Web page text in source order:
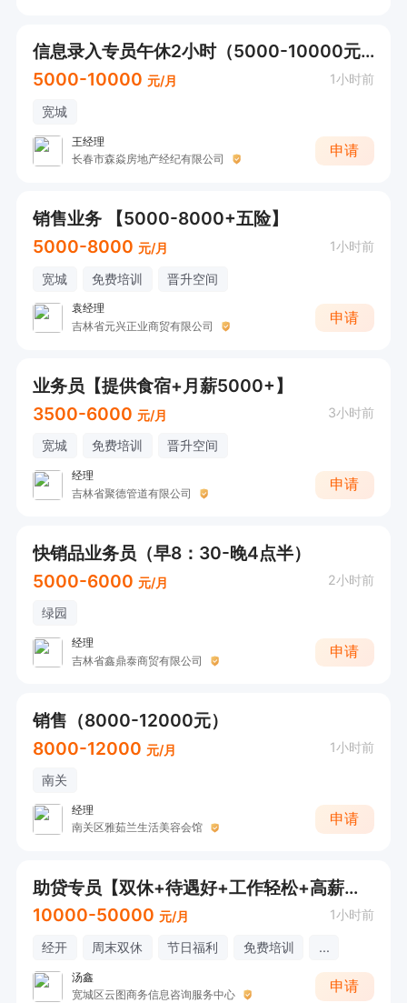
信息录入专员午休2小时（5000-10000元）
5000-10000 元/月 1小时前
宽城
王经理
长春市森焱房地产经纪有限公司
申请
销售业务 【5000-8000+五险】
5000-8000 元/月 1小时前
宽城 免费培训 晋升空间
袁经理
吉林省元兴正业商贸有限公司
申请
业务员【提供食宿+月薪5000+】
3500-6000 元/月 3小时前
宽城 免费培训 晋升空间
经理
吉林省聚德管道有限公司
申请
快销品业务员（早8：30-晚4点半）
5000-6000 元/月 2小时前
绿园
经理
吉林省鑫鼎泰商贸有限公司
申请
销售（8000-12000元）
8000-12000 元/月 1小时前
南关
经理
南关区雅茹兰生活美容会馆
申请
助贷专员【双休+待遇好+工作轻松+高薪资+有无经验均可】
10000-50000 元/月 1小时前
经开 周末双休 节日福利 免费培训 ...
汤鑫
宽城区云图商务信息咨询服务中心
申请